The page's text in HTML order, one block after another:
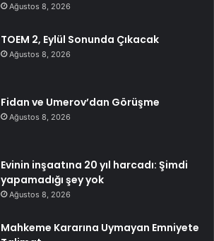
Ağustos 8, 2026
TOEM 2, Eylül Sonunda Çıkacak
Ağustos 8, 2026
Fidan ve Umerov’dan Görüşme
Ağustos 8, 2026
Evinin inşaatına 20 yıl harcadı: Şimdi
yapamadığı şey yok
Ağustos 8, 2026
Mahkeme Kararına Uymayan Emniyete